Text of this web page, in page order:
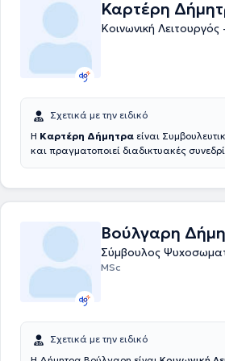
Καρτέρη
Κοινωνική
Σχετικά με την ειδικό
Η Καρτέρη Δήμητρα είναι
και πραγματοποιεί διαδικτυακές
ολοκληρώσει το πρόγραμμα του
με θέμα "Θεραπευτική Αντιμετώπιση
την πρακτική της άσκηση στο τμήμα
Επιπρόσθετα, εργάζεται σε Ξενώνα
αντιμετωπίζουν χρόνια προβλήματα
συγγενών - φροντιστών ατόμων με
ψυχοεκπαιδευτικού περιεχομένου, ενώ
University of Essex. Τέλος, έχει
Επαγγελματικό Προσανατολισμό και το
Ενηλίκων και ασκεί Συμβουλευτική.
Βούλγαρη
Σύμβουλος
MSc
Σχετικά με την ειδικό